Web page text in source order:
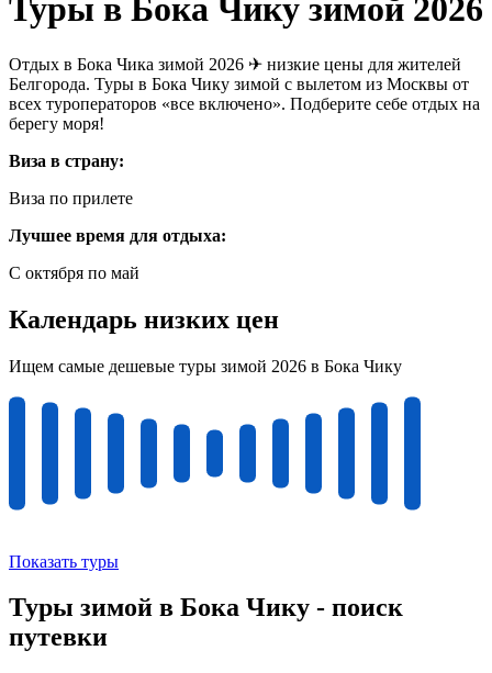
Туры в Бока Чику зимой 2026
Отдых в Бока Чика зимой 2026 ✈ низкие цены для жителей
Белгорода. Туры в Бока Чику зимой с вылетом из Москвы от
всех туроператоров «все включено». Подберите себе отдых на
берегу моря!
Виза в страну:
Виза по прилете
Лучшее время для отдыха:
С октября по май
Календарь низких цен
Ищем самые дешевые туры зимой 2026 в Бока Чику
Показать туры
Туры зимой в Бока Чику - поиск
путевки